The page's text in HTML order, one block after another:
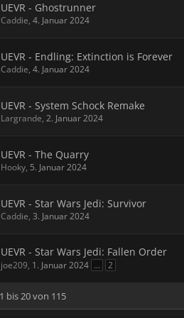
UEVR - Ghostrunner
Caddie, 4. Januar 2024
UEVR - Endling: Extinction is Forever
Caddie, 4. Januar 2024
UEVR - System Schock Remake
Largrande, 2. Januar 2024
UEVR - The Quarry
Hooky, 5. Januar 2024
UEVR - Star Wars Jedi: Survivor
Caddie, 3. Januar 2024
UEVR - Star Wars Jedi: Fallen Order
joe209, 1. Januar 2024 ... 2
bis 20 von 115